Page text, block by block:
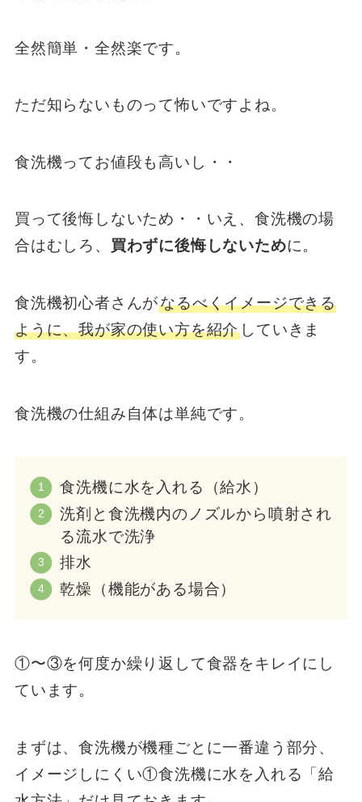
全然簡単・全然楽です。
ただ知らないものって怖いですよね。
食洗機ってお値段も高いし・・
買って後悔しないため・・いえ、食洗機の場
合はむしろ、
買わずに後悔しないために。
食洗機初心者さんがなるべくイメージできる
ように、我が家の使い方を紹介 していきま
す。
食洗機の仕組み自体は単純です。
食洗機に水を入れる（給水）
洗剤と食洗機内のノズルから噴射され
る流水で洗浄
排水
乾燥（機能がある場合）
①〜③を何度か繰り返して食器をキレイにし
ています。
まずは、食洗機が機種ごとに一番違う部分、
イメージしにくい①食洗機に水を入れる「給